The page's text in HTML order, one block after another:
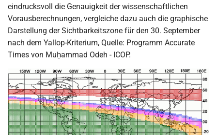
eindrucksvoll die Genauigkeit der wissenschaftlichen
Vorausberechnungen, vergleiche dazu auch die graphische
Darstellung der Sichtbarkeitszone für den 30. September
nach dem Yallop-Kriterium, Quelle: Programm Accurate
Times von Muḥammad Odeh - ICOP.